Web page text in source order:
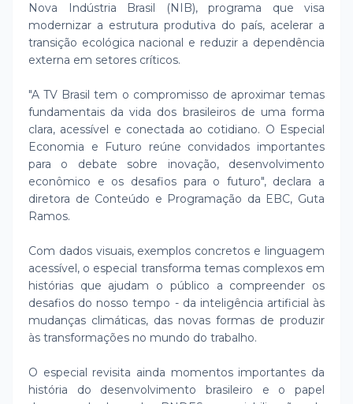
Nova Indústria Brasil (NIB), programa que visa
modernizar a estrutura produtiva do país, acelerar a
transição ecológica nacional e reduzir a dependência
externa em setores críticos.
"A TV Brasil tem o compromisso de aproximar temas
fundamentais da vida dos brasileiros de uma forma
clara, acessível e conectada ao cotidiano. O Especial
Economia e Futuro reúne convidados importantes
para o debate sobre inovação, desenvolvimento
econômico e os desafios para o futuro", declara a
diretora de Conteúdo e Programação da EBC, Guta
Ramos.
Com dados visuais, exemplos concretos e linguagem
acessível, o especial transforma temas complexos em
histórias que ajudam o público a compreender os
desafios do nosso tempo - da inteligência artificial às
mudanças climáticas, das novas formas de produzir
às transformações no mundo do trabalho.
O especial revisita ainda momentos importantes da
história do desenvolvimento brasileiro e o papel